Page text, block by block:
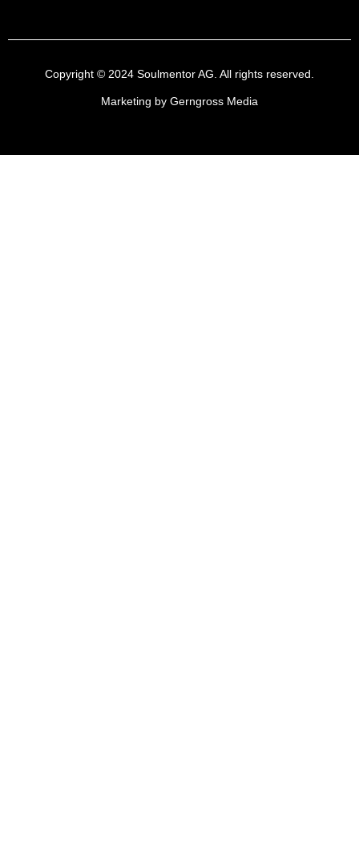
Copyright © 2024 Soulmentor AG. All rights reserved.
Marketing by Gerngross Media